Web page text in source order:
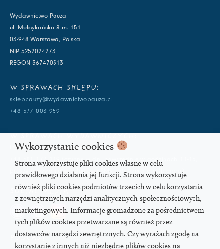
Wydawnictwo Pauza
ul. Meksykańska 8 m. 151
03-948 Warszawa, Polska
NIP 5252024273
REGON 367470313
W SPRAWACH SKLEPU:
skleppauzy@wydawnictwopauza.pl
+48 577 003 959
info@wydawnictwopauza.pl
+48 501 177 119 (czynny w dni powszednie w godzinach 11-15,
proszę o wysłanie wiadomości SMS, gdybym nie odbierała)
SOCIAL MEDIA
PODCAST
Wykorzystanie cookies
Strona wykorzystuje pliki cookies własne w celu
prawidłowego działania jej funkcji. Strona wykorzystuje
również pliki cookies podmiotów trzecich w celu korzystania
z zewnętrznych narzędzi analitycznych, społecznościowych,
marketingowych. Informacje gromadzone za pośrednictwem
tych plików cookies przetwarzane są również przez
dostawców narzędzi zewnętrznych. Czy wyrażach zgodę na
korzystanie z innych niż niezbędne plików cookies na